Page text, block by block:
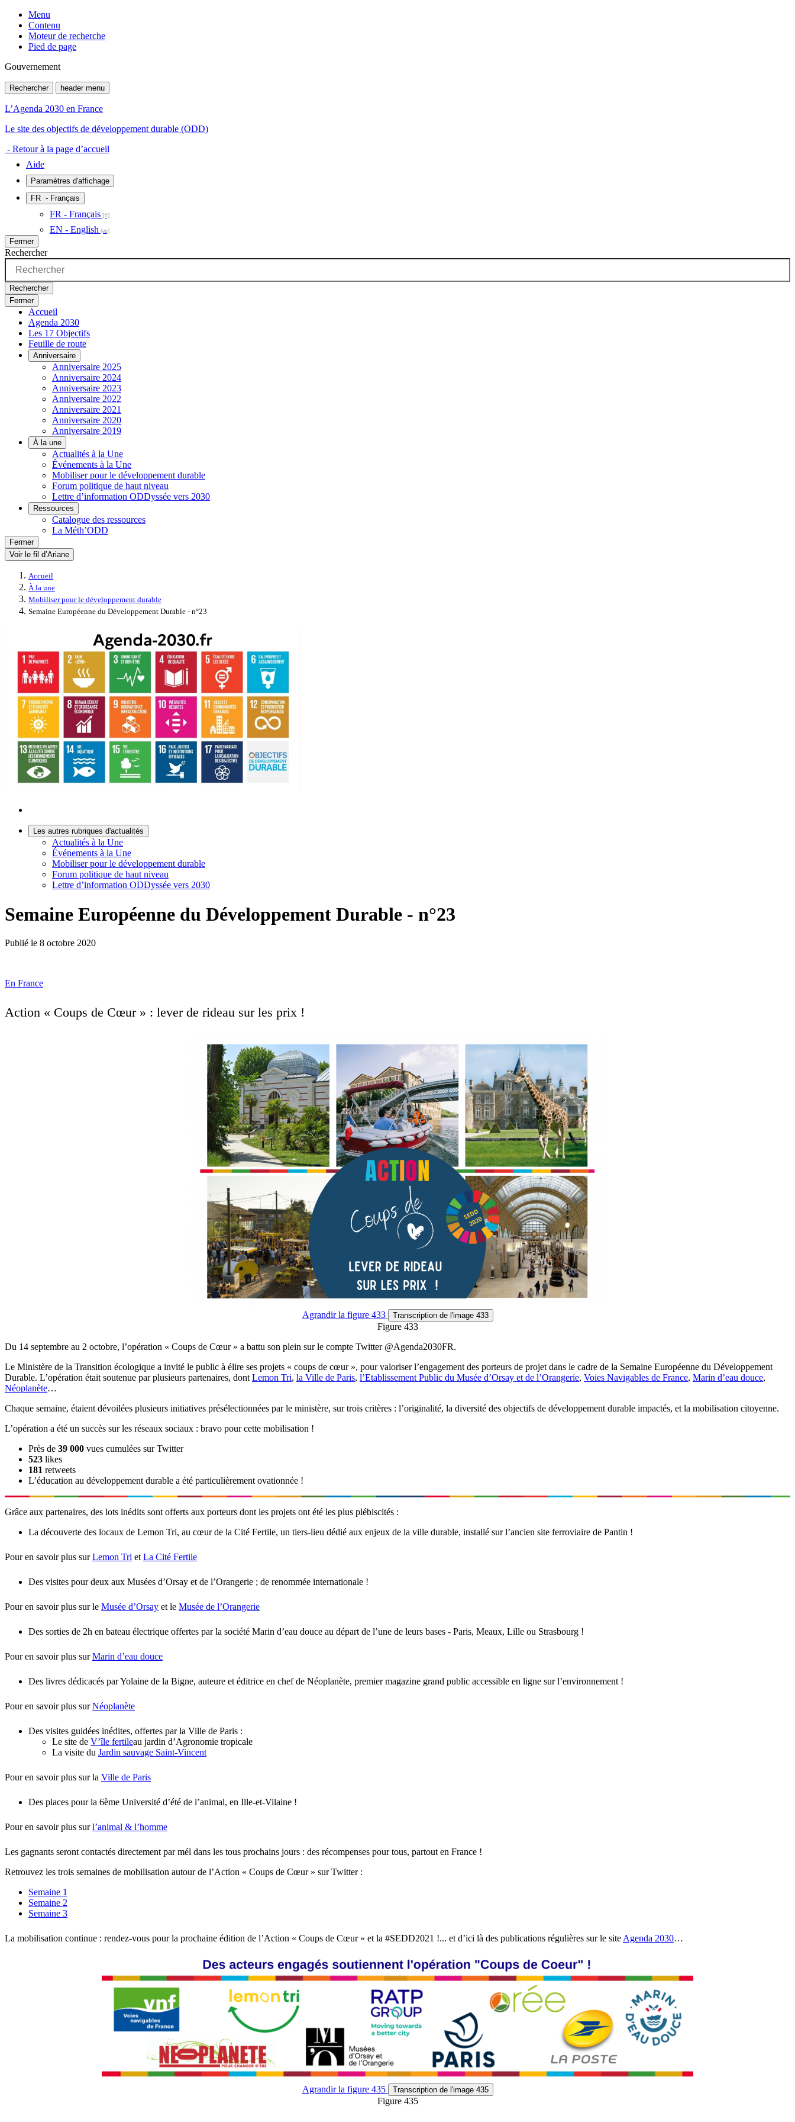
Menu
Contenu
Moteur de recherche
Pied de page
Gouvernement
Rechercher header menu
L’Agenda 2030 en France
Le site des objectifs de développement durable (ODD)
- Retour à la page d’accueil
Aide
Paramètres d'affichage
FR - Français
FR - Français
EN - English
Fermer
Rechercher
Rechercher
Fermer
Accueil
Agenda 2030
Les 17 Objectifs
Feuille de route
Anniversaire
Anniversaire 2025
Anniversaire 2024
Anniversaire 2023
Anniversaire 2022
Anniversaire 2021
Anniversaire 2020
Anniversaire 2019
À la une
Actualités à la Une
Événements à la Une
Mobiliser pour le développement durable
Forum politique de haut niveau
Lettre d’information ODDyssée vers 2030
Ressources
Catalogue des ressources
La Méth’ODD
Fermer
Voir le fil d’Ariane
Accueil
À la une
Mobiliser pour le développement durable
Semaine Européenne du Développement Durable - n°23
Les autres rubriques d'actualités
Actualités à la Une
Événements à la Une
Mobiliser pour le développement durable
Forum politique de haut niveau
Lettre d’information ODDyssée vers 2030
Semaine Européenne du Développement Durable - n°23
Publié le 8 octobre 2020
En France
Action « Coups de Cœur » : lever de rideau sur les prix !
Agrandirla figure 433 Transcription de l'image 433
Figure 433
Du 14 septembre au 2 octobre, l’opération « Coups de Cœur » a battu son plein sur le compte Twitter @Agenda2030FR.
Le Ministère de la Transition écologique a invité le public à élire ses projets « coups de cœur », pour valoriser l’engagement des porteurs de projet dans le cadre de la Semaine Européenne du Développement
Durable. L’opération était soutenue par plusieurs partenaires, dont Lemon Tri, la Ville de Paris, l’Etablissement Public du Musée d’Orsay et de l’Orangerie, Voies Navigables de France, Marin d’eau douce,
Néoplanète…
Chaque semaine, étaient dévoilées plusieurs initiatives présélectionnées par le ministère, sur trois critères : l’originalité, la diversité des objectifs de développement durable impactés, et la mobilisation citoyenne.
L’opération a été un succès sur les réseaux sociaux : bravo pour cette mobilisation !
Près de 39 000 vues cumulées sur Twitter
523 likes
181 retweets
L’éducation au développement durable a été particulièrement ovationnée !
Grâce aux partenaires, des lots inédits sont offerts aux porteurs dont les projets ont été les plus plébiscités :
La découverte des locaux de Lemon Tri, au cœur de la Cité Fertile, un tiers-lieu dédié aux enjeux de la ville durable, installé sur l’ancien site ferroviaire de Pantin !
Pour en savoir plus surLemon Tri et La Cité Fertile
Des visites pour deux aux Musées d’Orsay et de l’Orangerie ; de renommée internationale !
Pour en savoir plus sur le Musée d’Orsay et le Musée de l’Orangerie
Des sorties de 2h en bateau électrique offertes par la société Marin d’eau douce au départ de l’une de leurs bases - Paris, Meaux, Lille ou Strasbourg !
Pour en savoir plus surMarin d’eau douce
Des livres dédicacés par Yolaine de la Bigne, auteure et éditrice en chef de Néoplanète, premier magazine grand public accessible en ligne sur l’environnement !
Pour en savoir plus surNéoplanète
Des visites guidées inédites, offertes par la Ville de Paris :
Le site de V’île fertileau jardin d’Agronomie tropicale
La visite du Jardin sauvage Saint-Vincent
Pour en savoir plus sur la Ville de Paris
Des places pour la 6ème Université d’été de l’animal, en Ille-et-Vilaine !
Pour en savoir plus surl’animal & l’homme
Les gagnants seront contactés directement par mél dans les tous prochains jours : des récompenses pour tous, partout en France !
Retrouvez les trois semaines de mobilisation autour de l’Action « Coups de Cœur » sur Twitter :
Semaine 1
Semaine 2
Semaine 3
La mobilisation continue : rendez-vous pour la prochaine édition de l’Action « Coups de Cœur » et la #SEDD2021 !... et d’ici là des publications régulières sur le site Agenda 2030…
Agrandirla figure 435 Transcription de l'image 435
Figure 435